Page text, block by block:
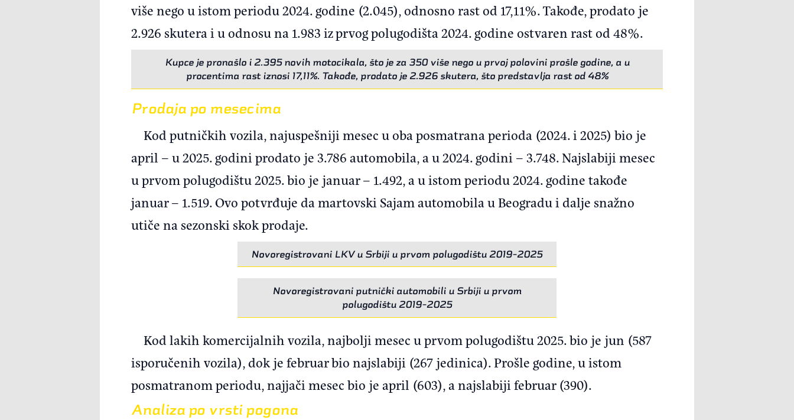
više nego u istom periodu 2024. godine (2.045), odnosno rast od 17,11%. Takođe, prodato je
2.926 skutera i u odnosu na 1.983 iz prvog polugodišta 2024. godine ostvaren rast od 48%.
Kupce je pronašlo i 2.395 novih motocikala, što je za 350 više nego u prvoj polovini prošle godine, a u
procentima rast iznosi 17,11%. Takođe, prodato je 2.926 skutera, što predstavlja rast od 48%
Prodaja po mesecima
Kod putničkih vozila, najuspešniji mesec u oba posmatrana perioda (2024. i 2025) bio je
april – u 2025. godini prodato je 3.786 automobila, a u 2024. godini – 3.748. Najslabiji mesec
u prvom polugodištu 2025. bio je januar – 1.492, a u istom periodu 2024. godine takođe
januar – 1.519. Ovo potvrđuje da martovski Sajam automobila u Beogradu i dalje snažno
utiče na sezonski skok prodaje.
Novoregistrovani LKV u Srbiji u prvom polugodištu 2019-2025
Novoregistrovani putnički automobili u Srbiji u prvom
polugodištu 2019-2025
Kod lakih komercijalnih vozila, najbolji mesec u prvom polugodištu 2025. bio je jun (587
isporučenih vozila), dok je februar bio najslabiji (267 jedinica). Prošle godine, u istom
posmatranom periodu, najjači mesec bio je april (603), a najslabiji februar (390).
Analiza po vrsti pogona